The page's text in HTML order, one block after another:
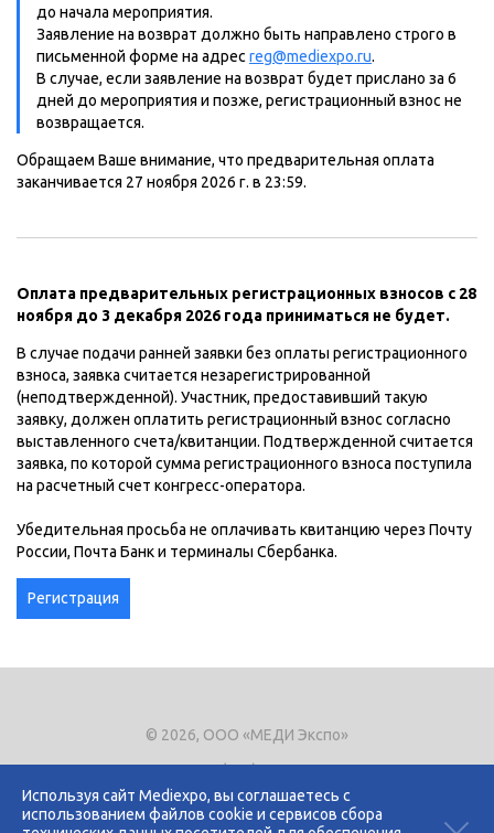
Используя сайт Mediexpo, вы соглашаетесь с
использованием файлов cookie и сервисов сбора
до начала мероприятия.
Заявление на возврат должно быть направлено строго в
письменной форме на адрес reg@mediexpo.ru.
В случае, если заявление на возврат будет прислано за 6
дней до мероприятия и позже, регистрационный взнос не
возвращается.
Обращаем Ваше внимание, что предварительная оплата
заканчивается 27 ноября 2026 г. в 23:59.
Оплата предварительных регистрационных взносов с 28
ноября до 3 декабря 2026 года приниматься не будет.
В случае подачи ранней заявки без оплаты регистрационного
взноса, заявка считается незарегистрированной
(неподтвержденной). Участник, предоставивший такую
заявку, должен оплатить регистрационный взнос согласно
выставленного счета/квитанции. Подтвержденной считается
заявка, по которой сумма регистрационного взноса поступила
на расчетный счет конгресс-оператора.
Убедительная просьба не оплачивать квитанцию через Почту
России, Почта Банк и терминалы Сбербанка.
Регистрация
© 2026, ООО «МЕДИ Экспо»
Тел.+7 (495) 721-8866
E-mail:expo@mediexpo.ru
Контакты